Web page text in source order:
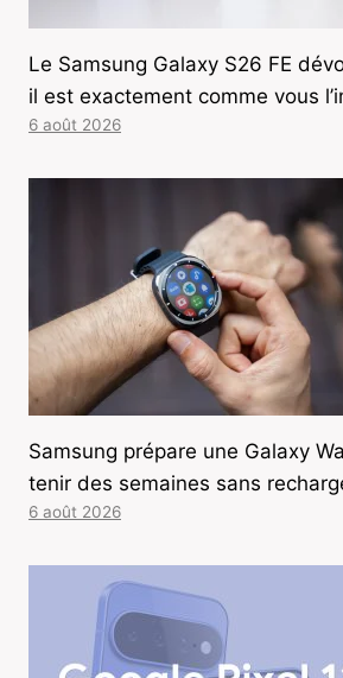
Le Samsung Galaxy S26 FE
il est exactement comme vous
6 août 2026
Samsung prépare une Galaxy
tenir des semaines sans
6 août 2026